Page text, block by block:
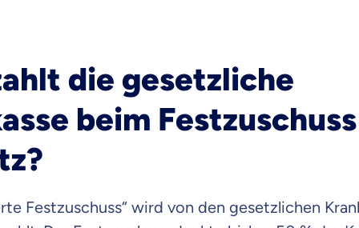
die gesetzliche
beim
Festzuschuss“ wird von den gesetzlichen